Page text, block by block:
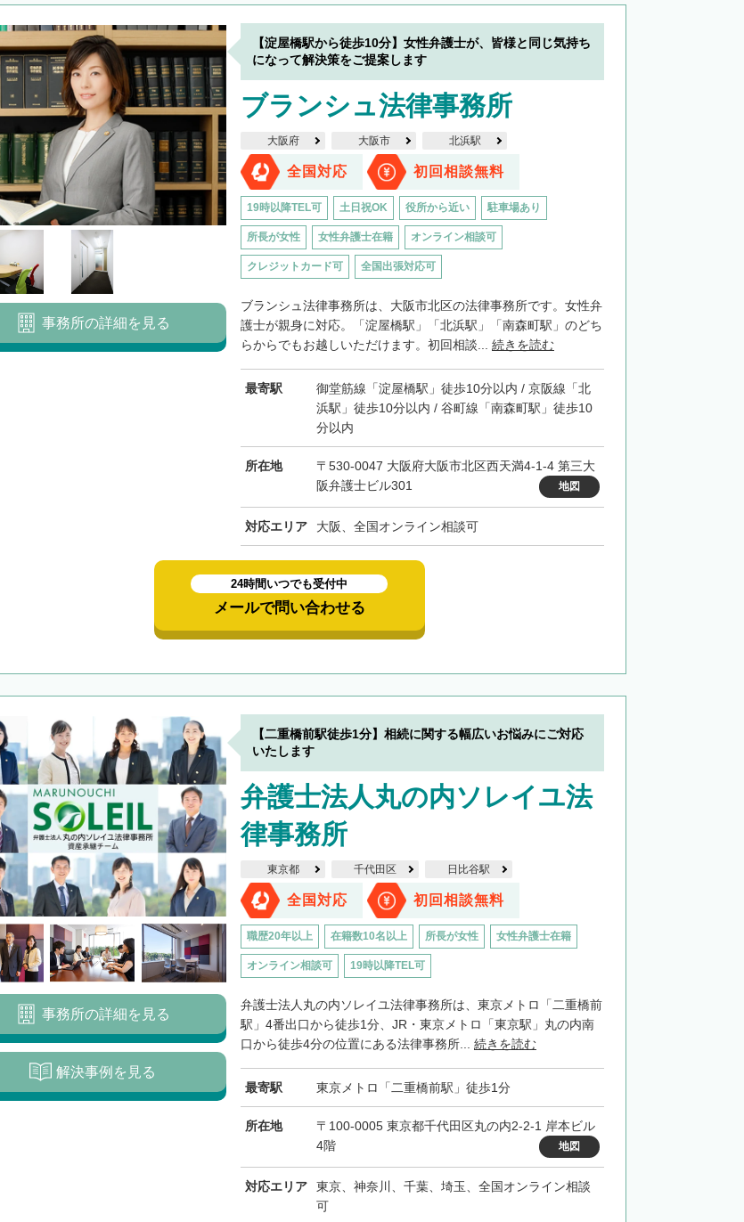
【淀屋橋駅から徒歩10分】女性弁護士が、皆様と同じ気持ち
になって解決策をご提案します
ブランシュ法律事務所
大阪府 大阪市 北浜駅
全国対応 初回相談無料
19時以降TEL可 土日祝OK 役所から近い 駐車場あり
所長が女性 女性弁護士在籍 オンライン相談可
クレジットカード可 全国出張対応可
ブランシュ法律事務所は、大阪市北区の法律事務所です。女性弁
護士が親身に対応。「淀屋橋駅」「北浜駅」「南森町駅」のどち
らからでもお越しいただけます。初回相談... 続きを読む
最寄駅
御堂筋線「淀屋橋駅」徒歩10分以内 / 京阪線「北
浜駅」徒歩10分以内 / 谷町線「南森町駅」徒歩10
分以内
所在地
〒530-0047 大阪府大阪市北区西天満4-1-4 第三大
阪弁護士ビル301
地図
対応エリア 大阪、全国オンライン相談可
事務所の詳細を見る
24時間いつでも受付中
メールで問い合わせる
【二重橋前駅徒歩1分】相続に関する幅広いお悩みにご対応
いたします
弁護士法人丸の内ソレイユ法
律事務所
東京都 千代田区 日比谷駅
全国対応 初回相談無料
職歴20年以上 在籍数10名以上 所長が女性 女性弁護士在籍
オンライン相談可 19時以降TEL可
弁護士法人丸の内ソレイユ法律事務所は、東京メトロ「二重橋前
駅」4番出口から徒歩1分、JR・東京メトロ「東京駅」丸の内南
口から徒歩4分の位置にある法律事務所... 続きを読む
最寄駅 東京メトロ「二重橋前駅」徒歩1分
所在地
〒100-0005 東京都千代田区丸の内2-2-1 岸本ビル
4階
地図
対応エリア
東京、神奈川、千葉、埼玉、全国オンライン相談
可
事務所の詳細を見る
解決事例を見る